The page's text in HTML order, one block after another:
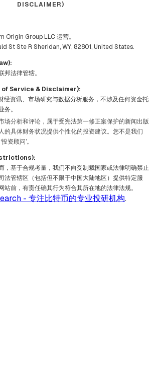
DISCLAIMER)
Origin Group LLC 运营。
St Ste R Sheridan, WY, 82801, United States.
法律管辖。
of Service & Disclaimer):
资讯、市场研究与数据分析服务，不涉及任何资金托
。
场分析和评论，属于受宪法第一修正案保护的新闻出版
的具体财务状况提供个性化的投资建议。您不是我们
资顾问’。
，基于合规考量，我们不向受制裁国家或法律明确禁止
法管辖区（包括但不限于中国大陆地区）提供特定服
站前，有责任确其行为符合其所在地的法律法规。
- 专注比特币的专业投研机构.